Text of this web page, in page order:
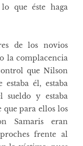
que éste haga
de los novios
la complacencia
que Nilson
él, estaba
y estaba
que para ellos los
Samaris eran
frente al